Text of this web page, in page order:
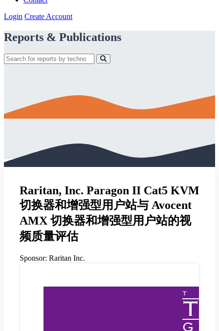
Login Create Account
Reports & Publications
Raritan, Inc. Paragon II Cat5 KVM
切换器和增强型用户站与 Avocent
AMX 切换器和增强型用户站的视
频质量评估
Sponsor: Raritan Inc.